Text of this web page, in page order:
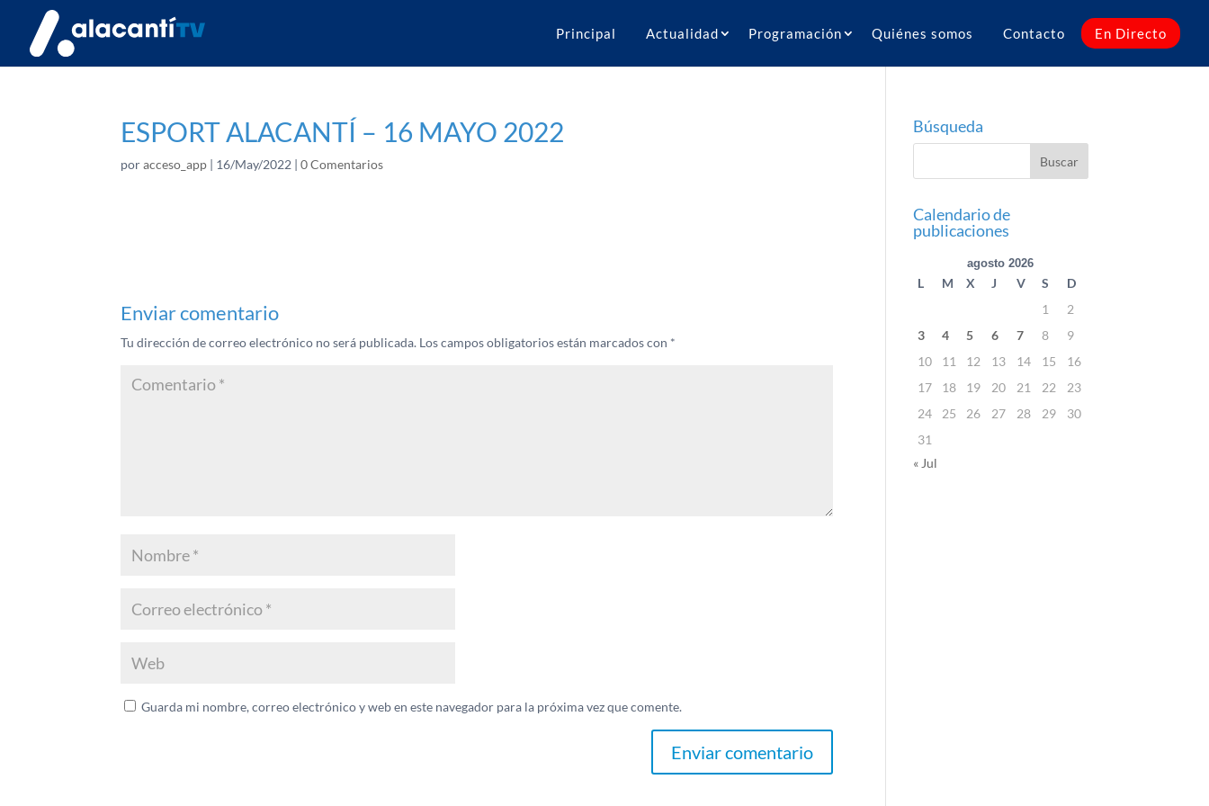
Principal Actualidad Programación Quiénes somos Contacto En Directo
ESPORT ALACANTÍ – 16 MAYO 2022
poracceso_app | 16/May/2022 |0 Comentarios
Enviar comentario
Tu dirección de correo electrónico no será publicada. Los campos obligatorios están marcados con *
Guarda mi nombre, correo electrónico y web en este navegador para la próxima vez que comente.
Búsqueda
Calendario de
publicaciones
agosto 2026
L M X J V S
D
1
2
3
4 5 6 7 8
9
10
11 12 13 14 15
16
17
18 19 20 21 22
23
24
25 26 27 28 29
30
31
« Jul